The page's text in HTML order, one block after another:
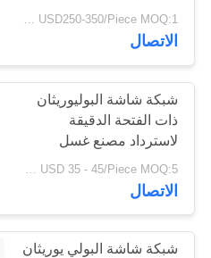
أخبار
اطلب
اقتباس
خريطة
الموقع
الذاتي لشاشة الشيكر
USD250-350/Piece MOQ:1 قطعة
الاتصال
شبكة شاشة البوليوريثان
ذات الفتحة الدقيقة
لاسترداد مصنع غسل
الرمال الزجاجية
الاتصال
شبكة شاشة البولي يوريثان